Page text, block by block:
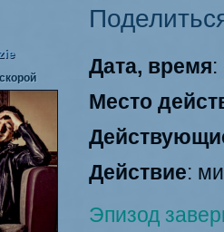
Дата, время:
Место
Действие:
Эпизод